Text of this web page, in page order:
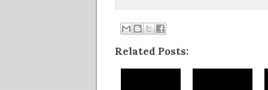
Related Posts: